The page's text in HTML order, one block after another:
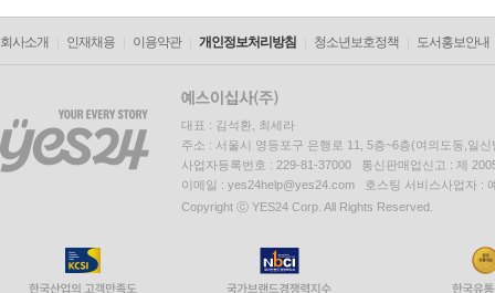
회사소개 인재채용 이용약관 개인정보처리방침 청소년보호정책 도서홍보안내
대표 : 김석환, 최세라
주소 : 서울시 영등포구 은행로 11, 5층~6층(여의도동,일신
사업자등록번호 : 229-81-37000 통신판매업신고 : 제
이메일 : yes24help@yes24.com 호스팅 서비스사업자 :
Copyright ⓒ YES24 Corp. All Rights Reserved.